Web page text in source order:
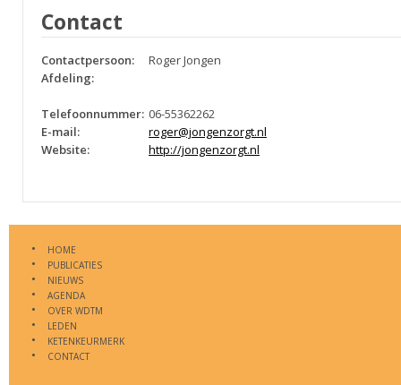
Contact
Contactpersoon:
Roger Jongen
Afdeling:
Telefoonnummer: 06-55362262
E-mail:
roger@jongenzorgt.nl
Website:
http://jongenzorgt.nl
HOME
PUBLICATIES
NIEUWS
AGENDA
OVER WDTM
LEDEN
KETENKEURMERK
CONTACT